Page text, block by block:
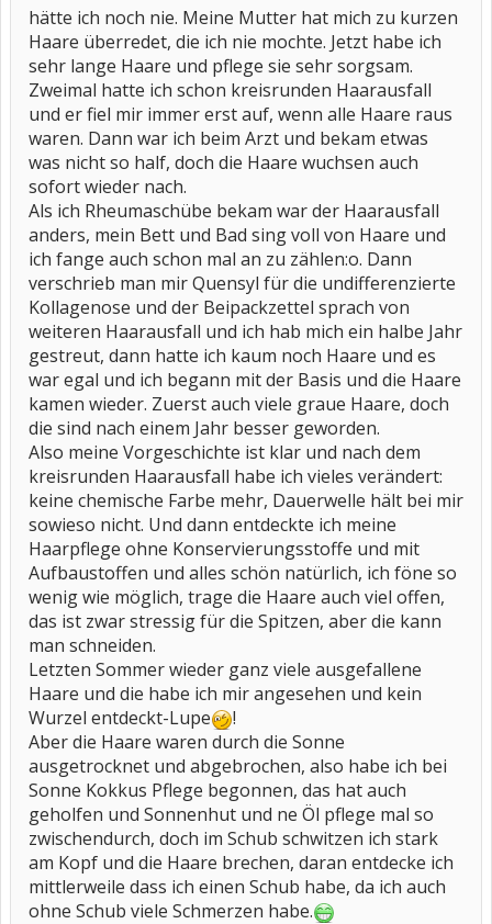
hätte ich noch nie. Meine Mutter hat mich zu kurzen
Haare überredet, die ich nie mochte. Jetzt habe ich
sehr lange Haare und pflege sie sehr sorgsam.
Zweimal hatte ich schon kreisrunden Haarausfall
und er fiel mir immer erst auf, wenn alle Haare raus
waren. Dann war ich beim Arzt und bekam etwas
was nicht so half, doch die Haare wuchsen auch
sofort wieder nach.
Als ich Rheumaschübe bekam war der Haarausfall
anders, mein Bett und Bad sing voll von Haare und
ich fange auch schon mal an zu zählen:o. Dann
verschrieb man mir Quensyl für die undifferenzierte
Kollagenose und der Beipackzettel sprach von
weiteren Haarausfall und ich hab mich ein halbe Jahr
gestreut, dann hatte ich kaum noch Haare und es
war egal und ich begann mit der Basis und die Haare
kamen wieder. Zuerst auch viele graue Haare, doch
die sind nach einem Jahr besser geworden.
Also meine Vorgeschichte ist klar und nach dem
kreisrunden Haarausfall habe ich vieles verändert:
keine chemische Farbe mehr, Dauerwelle hält bei mir
sowieso nicht. Und dann entdeckte ich meine
Haarpflege ohne Konservierungsstoffe und mit
Aufbaustoffen und alles schön natürlich, ich föne so
wenig wie möglich, trage die Haare auch viel offen,
das ist zwar stressig für die Spitzen, aber die kann
man schneiden.
Letzten Sommer wieder ganz viele ausgefallene
Haare und die habe ich mir angesehen und kein
Wurzel entdeckt-Lupe
!
Aber die Haare waren durch die Sonne
ausgetrocknet und abgebrochen, also habe ich bei
Sonne Kokkus Pflege begonnen, das hat auch
geholfen und Sonnenhut und ne Öl pflege mal so
zwischendurch, doch im Schub schwitzen ich stark
am Kopf und die Haare brechen, daran entdecke ich
mittlerweile dass ich einen Schub habe, da ich auch
ohne Schub viele Schmerzen habe.